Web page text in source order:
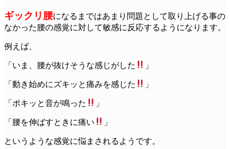
ギックリ腰になるまではあまり問題として取り上げる事の
なかった腰の感覚に対して敏感に反応するようになります。
例えば、
「いま、腰が抜けそうな感じがした 」
「動き始めにズキッと痛みを感じた 」
「ポキッと音が鳴った 」
「腰を伸ばすときに痛い 」
というような感覚に悩まされるようです。